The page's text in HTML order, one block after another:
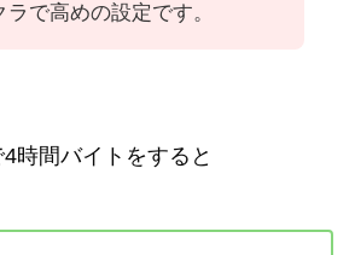
で高めの設定です。
時間バイトをすると